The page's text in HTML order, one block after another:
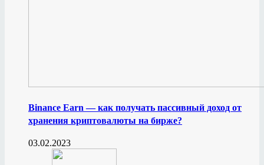
Binance Earn — как получать пассивный доход от
хранения криптовалюты на бирже?
03.02.2023